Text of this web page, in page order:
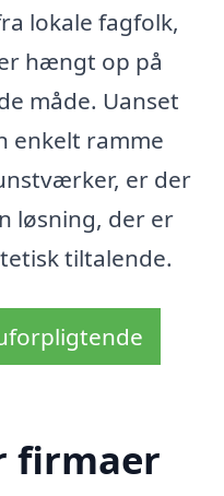
lokale fagfolk,
hængt op på
måde. Uanset
enkelt ramme
er der
løsning, der er
tiltalende.
firmaer